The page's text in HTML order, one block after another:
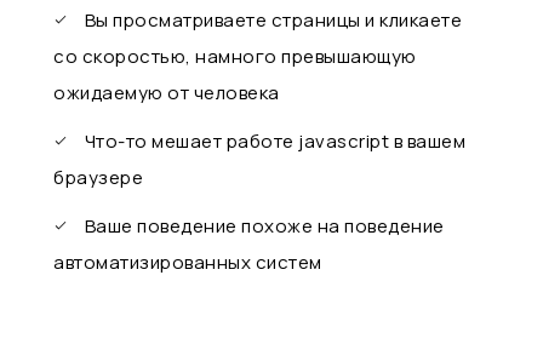
Вы просматриваете страницы и кликаете
со скоростью, намного превышающую
ожидаемую от человека
Что-то мешает работе javascript в вашем
браузере
Ваше поведение похоже на поведение
автоматизированных систем